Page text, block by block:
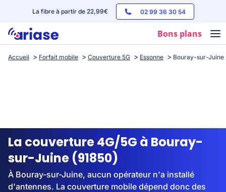
La fibre à partir de 22,99€ 02 99 36 30 54
Bons plans
Box internet
Streaming
Accueil Forfait mobile Couverture 5G Essonne Bouray-sur-Juine
La couverture 4G/5G à Bouray-
sur-Juine (91850)
À Bouray-sur-Juine, aucun opérateur n'a installé
d'antennes. La couverture mobile dépend donc des